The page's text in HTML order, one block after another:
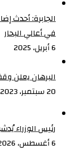
الجابرة: أحدث
في أعالي البحار
6 أبريل، 2025
البرهان يعلن
20 سبتمبر، 2023
رئيس الوزراء
6 أغسطس، 2026